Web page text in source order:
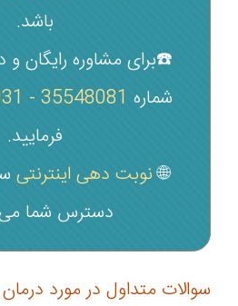
باشد.
☎️برای مشاوره رایگان و
شماره‌ 35548081 - 031
فرمایید.
🌐نوبت دهی اینترنتی
دسترس شما
سوالات متداول در مورد